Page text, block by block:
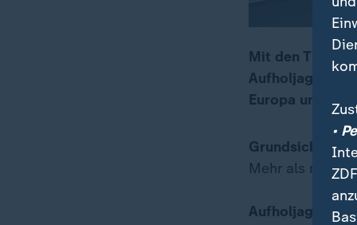
00:11
Mit den
Aufholjagd in
Europa und die
Mehr als nur
Aufholjagd in
•